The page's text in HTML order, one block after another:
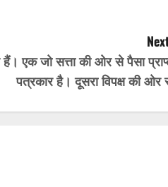
एक जो सत्ता की ओर से पैसा
पत्रकार है। दूसरा विपक्ष की ओर